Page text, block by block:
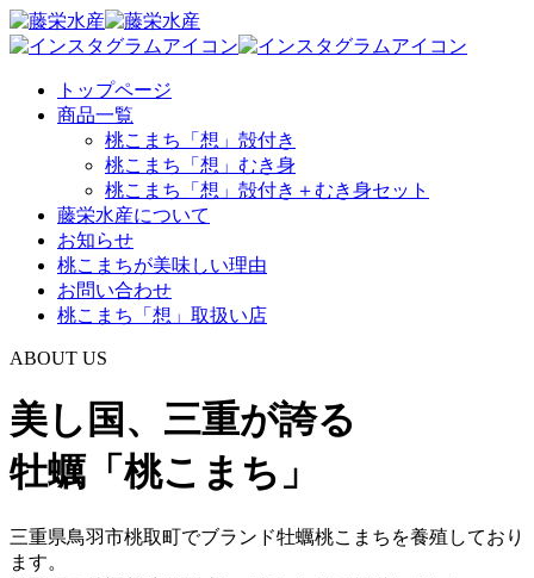
トップページ
商品一覧
桃こまち「想」殻付き
桃こまち「想」むき身
桃こまち「想」殻付き＋むき身セット
藤栄水産について
お知らせ
桃こまちが美味しい理由
お問い合わせ
桃こまち「想」取扱い店
ABOUT US
美し国、三重が誇る
牡蠣「桃こまち」
三重県鳥羽市桃取町でブランド牡蠣桃こまちを養殖しており
ます。